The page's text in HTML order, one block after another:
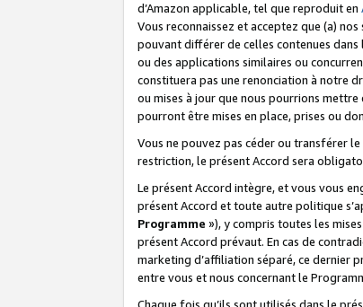
d’Amazon applicable, tel que reproduit en
Vous reconnaissez et acceptez que (a)
pouvant différer de celles contenues
ou des applications similaires ou
constituera pas une renonciation à notre
ou mises à jour que nous pourrions
pourront être mises en place, prises ou
Vous ne pouvez pas céder ou transférer
restriction, le présent Accord sera
Le présent Accord intègre, et vous vous
présent Accord et toute autre politique
Programme »), y compris toutes les
présent Accord prévaut. En cas de
marketing d’affiliation séparé, ce dernier
entre vous et nous concernant le